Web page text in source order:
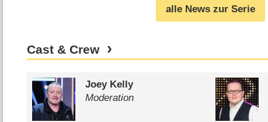
alle News zur Serie
Cast & Crew
Joey Kelly
Moderation